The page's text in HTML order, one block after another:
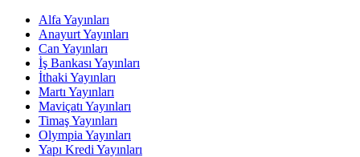
Alfa Yayınları
Anayurt Yayınları
Can Yayınları
İş Bankası Yayınları
İthaki Yayınları
Martı Yayınları
Maviçatı Yayınları
Timaş Yayınları
Olympia Yayınları
Yapı Kredi Yayınları